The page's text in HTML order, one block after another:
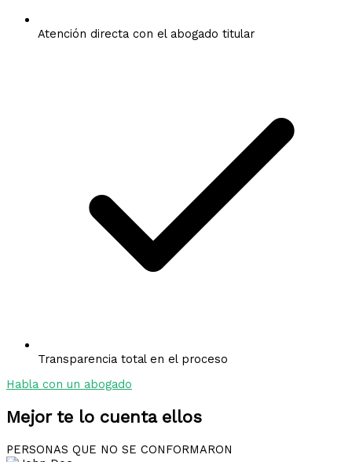
Atención directa con el abogado titular
Transparencia total en el proceso
Habla con un abogado
Mejor te lo cuenta ellos
PERSONAS QUE NO SE CONFORMARON